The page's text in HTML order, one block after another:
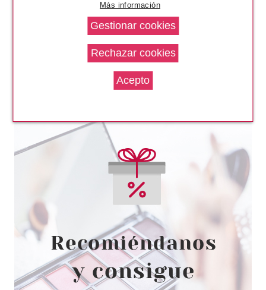
Más información